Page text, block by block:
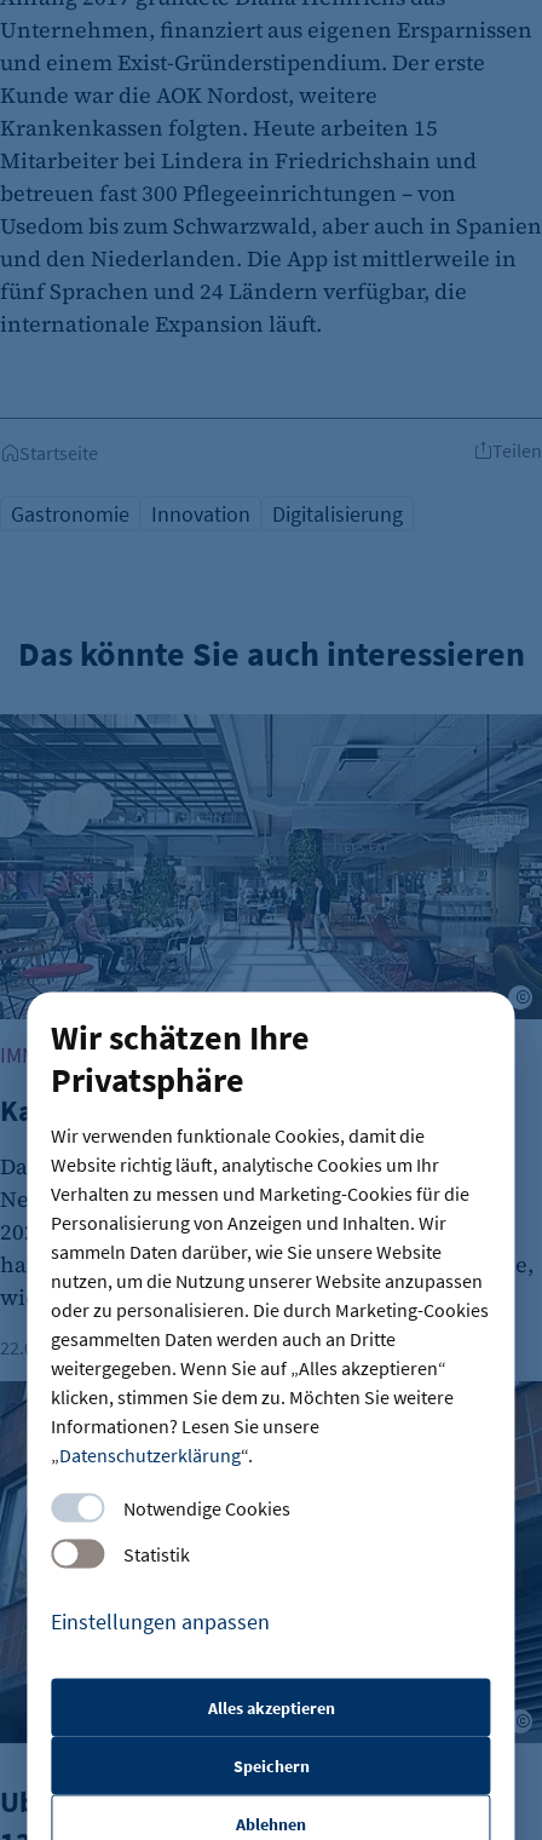
Wir schätzen Ihre
Privatsphäre
Wir verwenden funktionale Cookies, damit die
Website richtig läuft, analytische Cookies um Ihr
Verhalten zu messen und Marketing-Cookies für die
Personalisierung von Anzeigen und Inhalten. Wir
sammeln Daten darüber, wie Sie unsere Website
nutzen, um die Nutzung unserer Website anzupassen
oder zu personalisieren. Die durch Marketing-Cookies
gesammelten Daten werden auch an Dritte
weitergegeben. Wenn Sie auf „Alles akzeptieren“
klicken, stimmen Sie dem zu. Möchten Sie weitere
Informationen? Lesen Sie unsere
„Datenschutzerklärung“.
Notwendige Cookies
Statistik
Einstellungen anpassen
etracker Sitzungs-Cookie
Alles akzeptieren
Ablehnen
Speichern
Unternehmen, finanziert aus eigenen Ersparnissen
und einem Exist-Gründerstipendium. Der erste
Kunde war die AOK Nordost, weitere
Krankenkassen folgten. Heute arbeiten 15
Mitarbeiter bei Lindera in Friedrichshain und
betreuen fast 300 Pflegeeinrichtungen – von
Usedom bis zum Schwarzwald, aber auch in Spanien
und den Niederlanden. Die App ist mittlerweile in
fünf Sprachen und 24 Ländern verfügbar, die
internationale Expansion läuft.
Startseite Teilen
Gastronomie Innovation Digitalisierung
Das könnte Sie auch interessieren
Kalle Neukölln: Food Hall vor Neustart
IMMOBILIEN
Kalle Neukölln: Food Hall vor Neustart
Das frühere Karstadt-Schnäppchencenter an der
Neuköllner Karl-Marx-Straße wurde im Frühjahr
2025 wiedereröffnet. Der gastronomische Bereich
hat nun ein neues Betreiberkonzept. Hier lesen Sie,
wie es nach der Insolvenz weitergeht.
22.07.2026 Lesezeit: 1 Minute
Uber übernimmt Delivery Hero für rund 13 Milliarden Euro
Uber übernimmt Delivery Hero für rund